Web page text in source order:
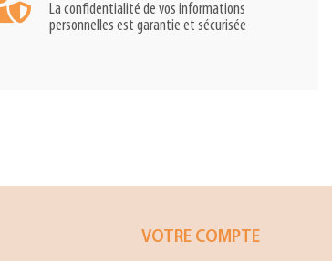
La confidentialité de vos informations
personnelles est garantie et sécurisée
VOTRE COMPTE